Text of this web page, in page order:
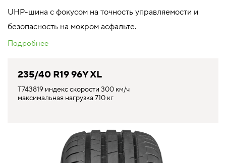
UHP-шина с фокусом на точность управляемости и
безопасность на мокром асфальте.
Подробнее
235/40 R19 96Y XL
T743819 индекс скорости 300 км/ч
максимальная нагрузка 710 кг